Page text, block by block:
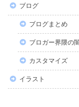
ブログ
ブログまとめ
ブロガー界隈の
カスタマイズ
イラスト